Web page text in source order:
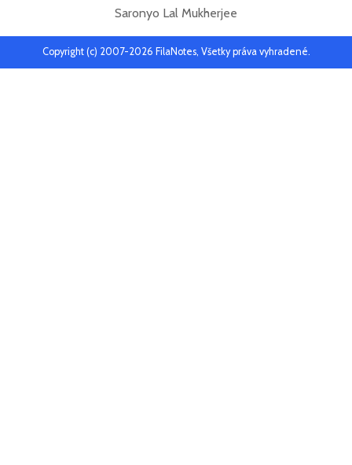
Saronyo Lal Mukherjee
Copyright (c) 2007-2026 FilaNotes, Všetky práva vyhradené.